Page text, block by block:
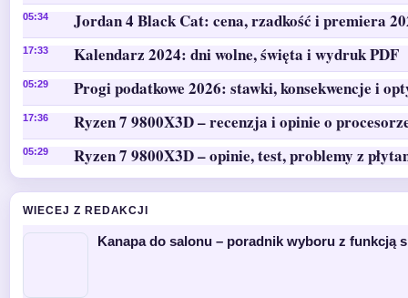
05:34 Jordan 4 Black Cat: cena, rzadkość i premiera
17:33 Kalendarz 2024: dni wolne, święta i wydruk PDF
05:29 Progi podatkowe 2026: stawki, konsekwencje i
17:36 Ryzen 7 9800X3D – recenzja i opinie o
05:29 Ryzen 7 9800X3D – opinie, test, problemy z
WIECEJ Z REDAKCJI
Kanapa do salonu – poradnik wyboru z funkcją